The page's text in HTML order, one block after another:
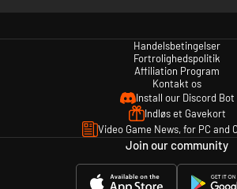
Handelsbetingelser
Fortrolighedspolitik
Affiliation Program
Kontakt os
Install our Discord Bot
Indløs et Gavekort
Video Game News, for PC and
Join our community